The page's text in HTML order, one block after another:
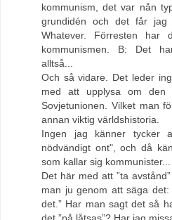
kommunism, det var nån
grundidén och det får
Whatever. Förresten har
kommunismen. B: Det
alltså...
Och så vidare. Det leder
med att upplysa om den
Sovjetunionen. Vilket man
annan viktig världshistoria.
Ingen jag känner tycker
nödvändigt ont", och då
som kallar sig kommunister...
Det här med att ”ta
man ju genom att säga
det.” Har man sagt det så